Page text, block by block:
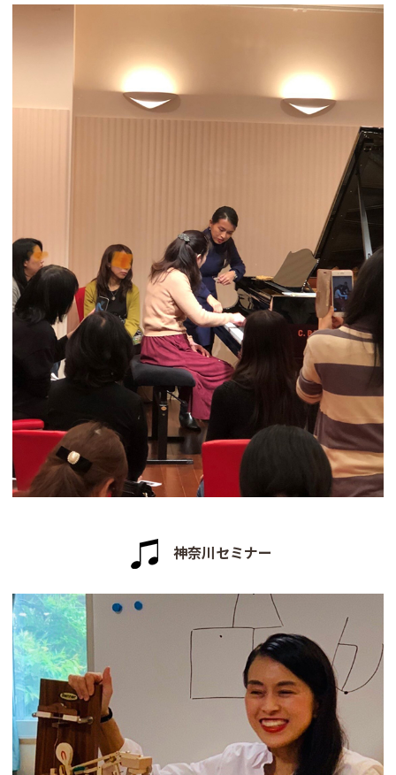
神奈川セミナー